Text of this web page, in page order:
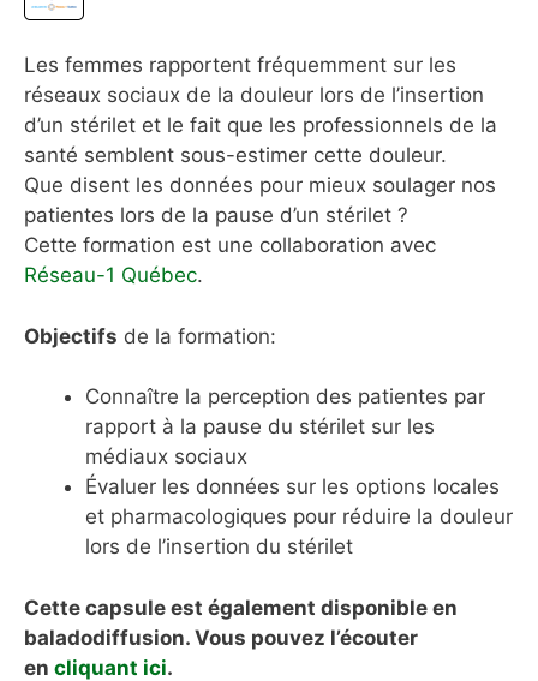
Les femmes rapportent fréquemment sur les
réseaux sociaux de la douleur lors de l’insertion
d’un stérilet et le fait que les professionnels de la
santé semblent sous-estimer cette douleur.
Que disent les données pour mieux soulager nos
patientes lors de la pause d’un stérilet ?
Cette formation est une collaboration avec
Réseau-1 Québec.
Objectifs de la formation:
Connaître la perception des patientes par
rapport à la pause du stérilet sur les
médiaux sociaux
Évaluer les données sur les options locales
et pharmacologiques pour réduire la douleur
lors de l’insertion du stérilet
Cette capsule est également disponible en
baladodiffusion. Vous pouvez l’écouter
en cliquant ici.